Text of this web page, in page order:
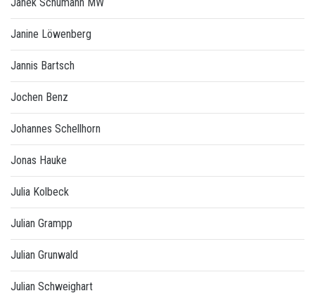
Janine Löwenberg
Jannis Bartsch
Jochen Benz
Johannes Schellhorn
Jonas Hauke
Julia Kolbeck
Julian Grampp
Julian Grunwald
Julian Schweighart